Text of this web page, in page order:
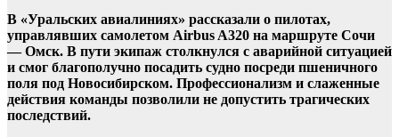
В «Уральских авиалиниях» рассказали о пилотах,
управлявших самолетом Airbus A320 на маршруте Сочи
— Омск. В пути экипаж столкнулся с аварийной ситуацией
и смог благополучно посадить судно посреди пшеничного
поля под Новосибирском. Профессионализм и слаженные
действия команды позволили не допустить трагических
последствий.